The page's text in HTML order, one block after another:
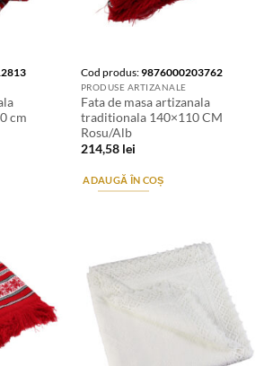
cm
Cod produs:9876000203762
PRODUSE ARTIZANALE
Fata de masa artizanala
traditionala 140×110 CM
Rosu/Alb
214,58 lei
ADAUGĂ ÎN COȘ